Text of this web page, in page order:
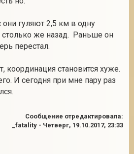
гуляют 2,5 км в одну
столько же назад. Раньше он
перестал.
координация становится хуже.
И сегодня при мне пару раз
Сообщение отредактировала:
_fatality - Четверг, 19.10.2017, 23:33